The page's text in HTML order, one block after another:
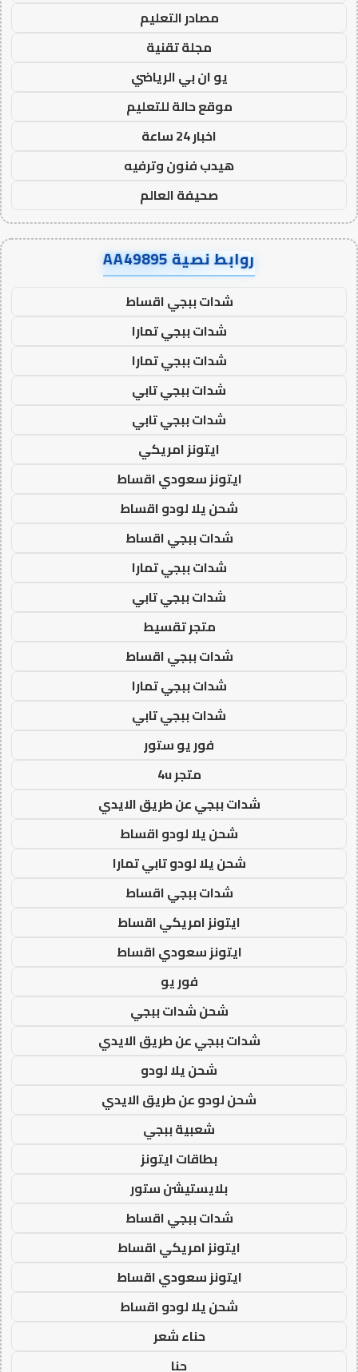
مصادر التعليم
مجلة تقنية
يو ان بي الرياضي
موقع حالة للتعليم
اخبار 24 ساعة
هيدب فنون وترفيه
صحيفة العالم
روابط نصية AA49895
شدات ببجي اقساط
شدات ببجي تمارا
شدات ببجي تمارا
شدات ببجي تابي
شدات ببجي تابي
ايتونز امريكي
ايتونز سعودي اقساط
شحن يلا لودو اقساط
شدات ببجي اقساط
شدات ببجي تمارا
شدات ببجي تابي
متجر تقسيط
شدات ببجي اقساط
شدات ببجي تمارا
شدات ببجي تابي
فور يو ستور
متجر 4u
شدات ببجي عن طريق الايدي
شحن يلا لودو اقساط
شحن يلا لودو تابي تمارا
شدات ببجي اقساط
ايتونز امريكي اقساط
ايتونز سعودي اقساط
فور يو
شحن شدات ببجي
شدات ببجي عن طريق الايدي
شحن يلا لودو
شحن لودو عن طريق الايدي
شعبية ببجي
بطاقات ايتونز
بلايستيشن ستور
شدات ببجي اقساط
ايتونز امريكي اقساط
ايتونز سعودي اقساط
شحن يلا لودو اقساط
حناء شعر
حنا